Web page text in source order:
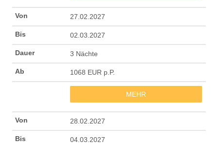
27.02.2027
02.03.2027
3 Nächte
1068 EUR p.P.
MEHR
28.02.2027
04.03.2027